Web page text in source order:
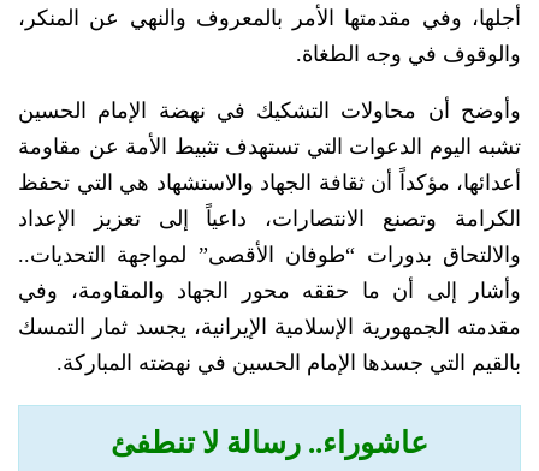
أجلها، وفي مقدمتها الأمر بالمعروف والنهي عن المنكر،
والوقوف في وجه الطغاة.
وأوضح أن محاولات التشكيك في نهضة الإمام الحسين
تشبه اليوم الدعوات التي تستهدف تثبيط الأمة عن مقاومة
أعدائها، مؤكداً أن ثقافة الجهاد والاستشهاد هي التي تحفظ
الكرامة وتصنع الانتصارات، داعياً إلى تعزيز الإعداد
والالتحاق بدورات “طوفان الأقصى” لمواجهة التحديات..
وأشار إلى أن ما حققه محور الجهاد والمقاومة، وفي
مقدمته الجمهورية الإسلامية الإيرانية، يجسد ثمار التمسك
بالقيم التي جسدها الإمام الحسين في نهضته المباركة.
عاشوراء.. رسالة لا تنطفئ